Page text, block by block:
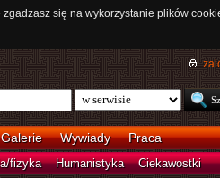
się na wykorzystanie plików
Galerie Wywiady Praca
fizyka Humanistyka Ciekawostki